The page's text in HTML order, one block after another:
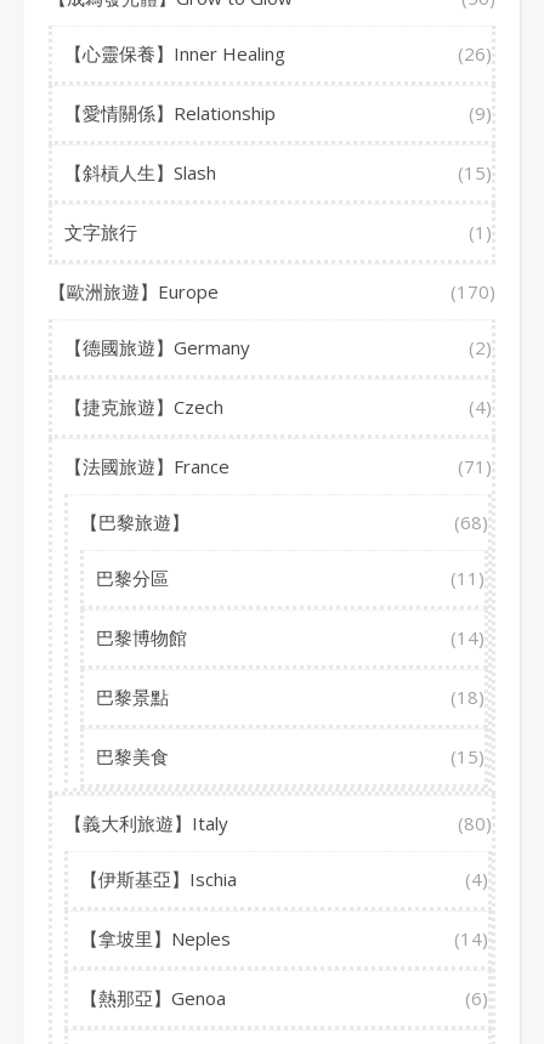
【心靈保養】Inner Healing (26)
【愛情關係】Relationship (9)
【斜槓人生】Slash (15)
文字旅行 (1)
【歐洲旅遊】Europe (170)
【德國旅遊】Germany (2)
【捷克旅遊】Czech (4)
【法國旅遊】France (71)
【巴黎旅遊】 (68)
巴黎分區 (11)
巴黎博物館 (14)
巴黎景點 (18)
巴黎美食 (15)
【義大利旅遊】Italy (80)
【伊斯基亞】Ischia (4)
【拿坡里】Neples (14)
【熱那亞】Genoa (6)